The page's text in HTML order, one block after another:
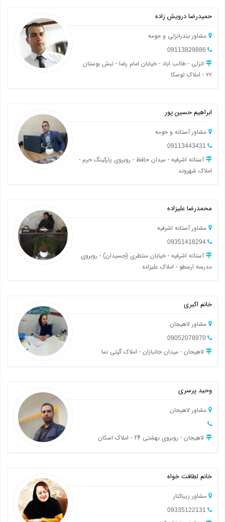
حمیدرضا درویش زاده
مشاور بندرانزلی و حومه
انزلی - طالب اباد - خیابان امام رضا - نبش بوستان
۲۲ - املاک توسکا
ابراهیم حسین پور
مشاور آستانه و حومه
آستانه اشرفیه - میدان حافظ - روبروی پارکینگ حرم -
املاک شهروند
محمدرضا علیزاده
مشاور آستانه اشرفیه
آستانه اشرفیه - خیابان منتظری (جسیدان) - روبروی
مدرسه ارسطو - املاک علیزاده
خانم اکبری
مشاور لاهیجان
لاهیجان - میدان جانبازان - املاک گیتی نما
وحید پرسری
مشاور لاهیجان
لاهیجان - روبروی بهشتی 24 - املاک اسکان
خانم لطافت خواه
مشاور زیباکنار